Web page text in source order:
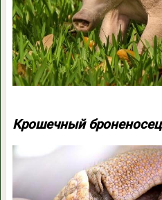
Крошечный броненосец